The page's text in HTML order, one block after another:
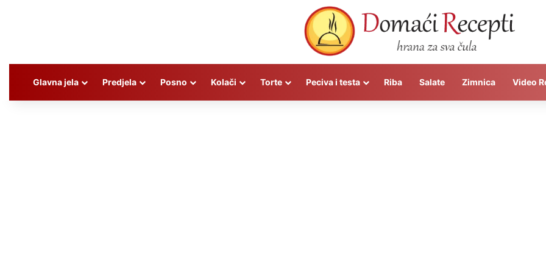
Glavna jela Predjela Posno Kolači Torte Peciva i testa Riba Salate Zimnica Video